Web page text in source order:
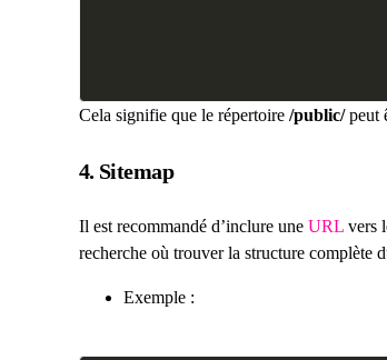
Cela signifie que le répertoire /public/peut
4. Sitemap
Il est recommandé d’inclure une URLvers
recherche où trouver la structure complète
Exemple :